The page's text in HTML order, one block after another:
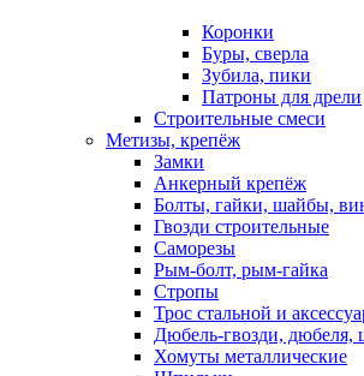
Коронки
Буры, сверла
Зубила, пики
Патроны для дрели
Строительные смеси
Метизы, крепёж
Замки
Анкерный крепёж
Болты, гайки, шайбы,
Гвозди строительные
Саморезы
Рым-болт, рым-гайка
Стропы
Трос стальной и
Дюбель-гвозди,
Хомуты металлические